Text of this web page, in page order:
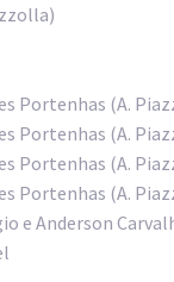
Portenhas (A.
Portenhas (A.
Portenhas (A.
Portenhas (A.
e Anderson